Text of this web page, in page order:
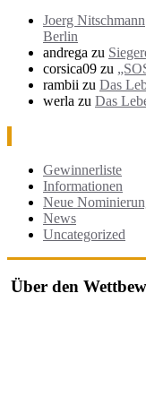
Joerg Nitschmann
Berlin
andrega zu
corsica09 zu
rambii zu Das
werla zu Das
Gewinnerliste
Informationen
Neue
News
Uncategorized
Über den